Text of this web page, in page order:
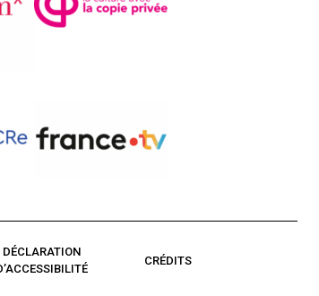
DÉCLARATION
CRÉDITS